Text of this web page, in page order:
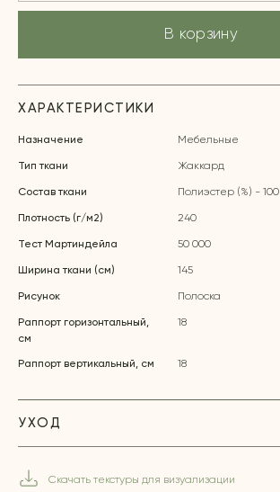
В корзину
ХАРАКТЕРИСТИКИ
Назначение Мебельные
Тип ткани Жаккард
Состав ткани Полиэстер (%) - 100
Плотность (г/м2) 240
Тест Мартиндейла 50 000
Ширина ткани (см) 145
Рисунок Полоска
Раппорт горизонтальный,
см
18
Раппорт вертикальный, см 18
УХОД
Скачать текстуры для визуализации